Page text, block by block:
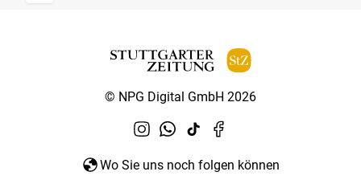
© NPG Digital GmbH 2026
Wo Sie uns noch folgen können